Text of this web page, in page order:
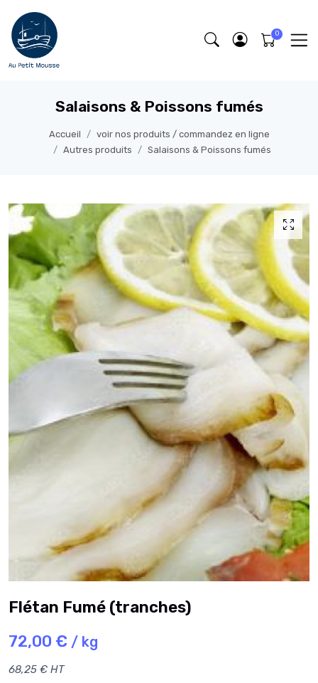
Salaisons & Poissons fumés
Accueil
voir nos produits / commandez en ligne
Autres produits
Salaisons & Poissons fumés
Flétan Fumé (tranches)
72,00 € / kg
68,25 € HT